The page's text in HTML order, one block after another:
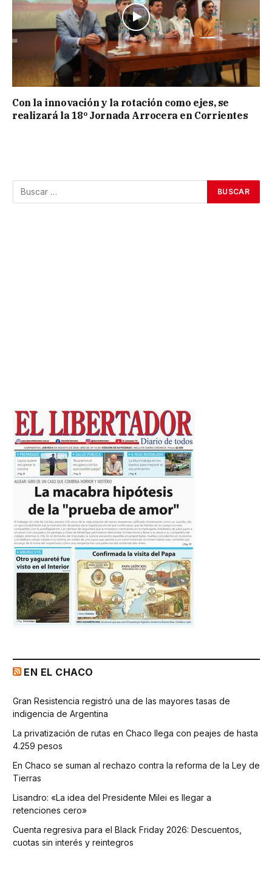
Con la innovación y la rotación como ejes, se
realizará la 18º Jornada Arrocera en Corrientes
EN EL CHACO
Gran Resistencia registró una de las mayores tasas de
indigencia de Argentina
La privatización de rutas en Chaco llega con peajes de hasta
4.259 pesos
En Chaco se suman al rechazo contra la reforma de la Ley de
Tierras
Lisandro: «La idea del Presidente Milei es llegar a
retenciones cero»
Cuenta regresiva para el Black Friday 2026: Descuentos,
cuotas sin interés y reintegros